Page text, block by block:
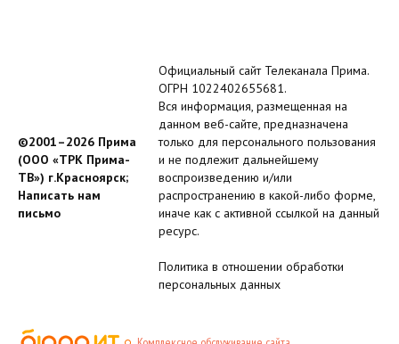
©2001–2026 Прима
(ООО «ТРК Прима-
ТВ») г.Красноярск;
Написать нам
письмо
Официальный сайт Телеканала Прима.
ОГРН 1022402655681.
Вся информация, размещенная на
данном веб-сайте, предназначена
только для персонального пользования
и не подлежит дальнейшему
воспроизведению и/или
распространению в какой-либо форме,
иначе как с активной ссылкой на данный
ресурс.
Политика в отношении обработки
персональных данных